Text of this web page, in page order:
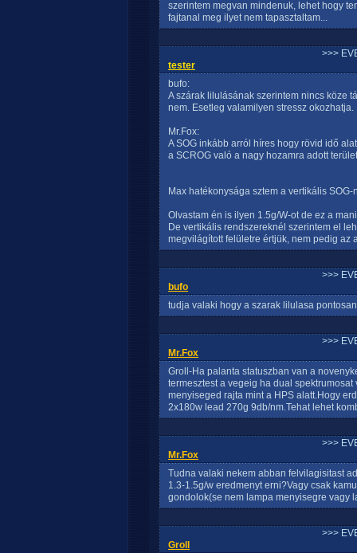
szerintem megvan mindenuk, lehet hogy
fajtanal meg ilyet nem tapasztaltam...
>>>
tester
bufo:
A szárak lilulásának szerintem nincs köze
nem. Esetleg valamilyen stressz okozhatja.
Mr.Fox:
A SOG inkább arról híres hogy rövid idő
a SCROG való a nagy hozamra adott
Max hatékonysága sztem a vertikális
Olvastam én is ilyen 1.5g/W-ot de ez a
De vertikális rendszereknél szerintem el
megvilágított felületre értjük, nem pedig az
>>>
bufo
tudja valaki hogy a szarak lilulasa
>>>
Mr.Fox
Groll-Ha palanta statuszban van a
termesztest a vegeig ha dual
menyiseged rajta mint a HPS alatt.Hogy
2x180w lead 270g 9db/nm.Tehat lehet
>>>
Mr.Fox
Tudna valaki nekem abban felvilagisitast
1.3-1.5g/w eredmenyt erni?Vagy csak
gondolok(se nem lampa menyisegre vagy
>>>
Groll